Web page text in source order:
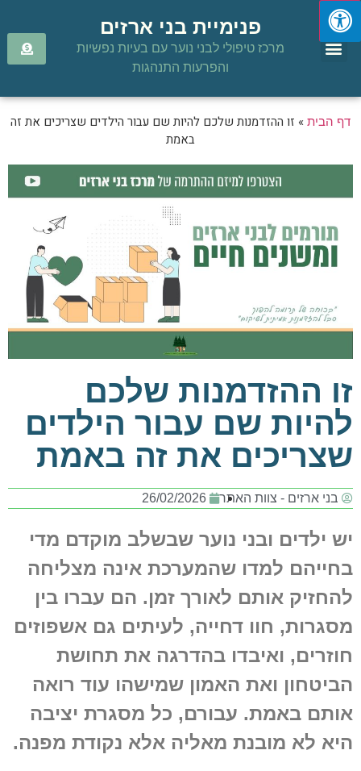
פנימיית בני ארזים
מרכז טיפולי לבני נוער עם בעיות נפשיות
והפרעות התנהגות
דף הבית » זו ההזדמנות שלכם להיות שם עבור הילדים שצריכים את זה
באמת
זו ההזדמנות שלכם
להיות שם עבור הילדים
שצריכים את זה באמת
בני ארזים - צוות האתר 26/02/2026
יש ילדים ובני נוער שבשלב מוקדם מדי
בחייהם למדו שהמערכת אינה מצליחה
להחזיק אותם לאורך זמן. הם עברו בין
מסגרות, חוו דחייה, לעיתים גם אשפוזים
חוזרים, ואיבדו בהדרגה את תחושת
הביטחון ואת האמון שמישהו עוד רואה
אותם באמת. עבורם, כל מסגרת יציבה
היא לא מובנת מאליה אלא נקודת מפנה.